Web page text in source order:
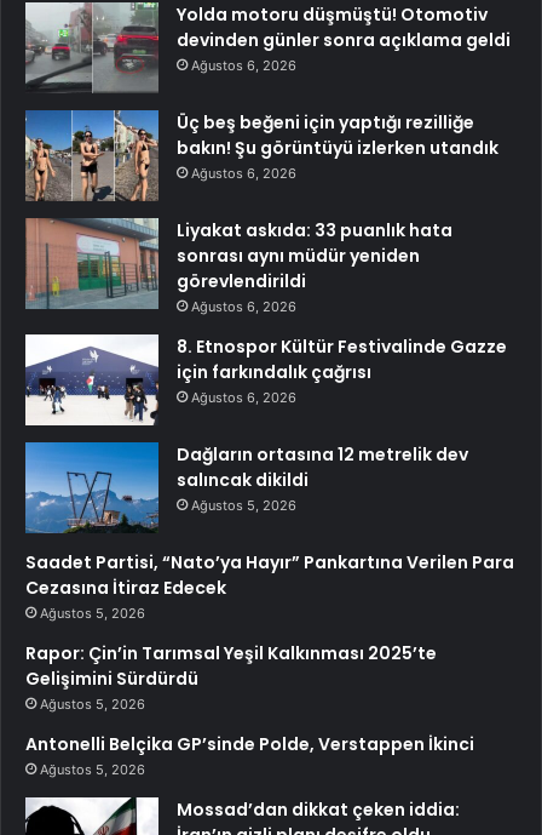
Yolda motoru düşmüştü! Otomotiv
devinden günler sonra açıklama geldi
Ağustos 6, 2026
Üç beş beğeni için yaptığı rezilliğe
bakın! Şu görüntüyü izlerken utandık
Ağustos 6, 2026
Liyakat askıda: 33 puanlık hata
sonrası aynı müdür yeniden
görevlendirildi
Ağustos 6, 2026
8. Etnospor Kültür Festivalinde Gazze
için farkındalık çağrısı
Ağustos 6, 2026
Dağların ortasına 12 metrelik dev
salıncak dikildi
Ağustos 5, 2026
Saadet Partisi, “Nato’ya Hayır” Pankartına Verilen Para
Cezasına İtiraz Edecek
Ağustos 5, 2026
Rapor: Çin’in Tarımsal Yeşil Kalkınması 2025’te
Gelişimini Sürdürdü
Ağustos 5, 2026
Antonelli Belçika GP’sinde Polde, Verstappen İkinci
Ağustos 5, 2026
Mossad’dan dikkat çeken iddia: